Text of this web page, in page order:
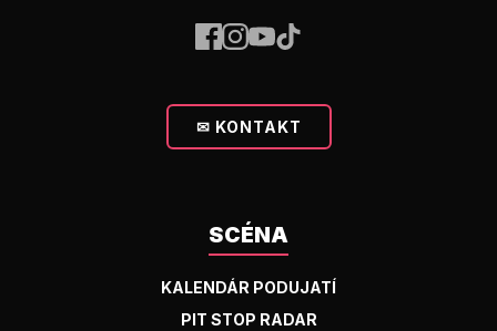
✉ KONTAKT
SCÉNA
KALENDÁR PODUJATÍ
PIT STOP RADAR